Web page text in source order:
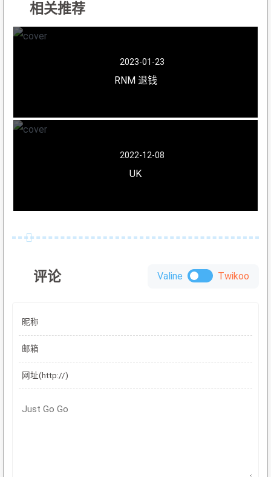
相关推荐
2023-01-23
RNM 退钱
2022-12-08
UK
评论 Valine Twikoo